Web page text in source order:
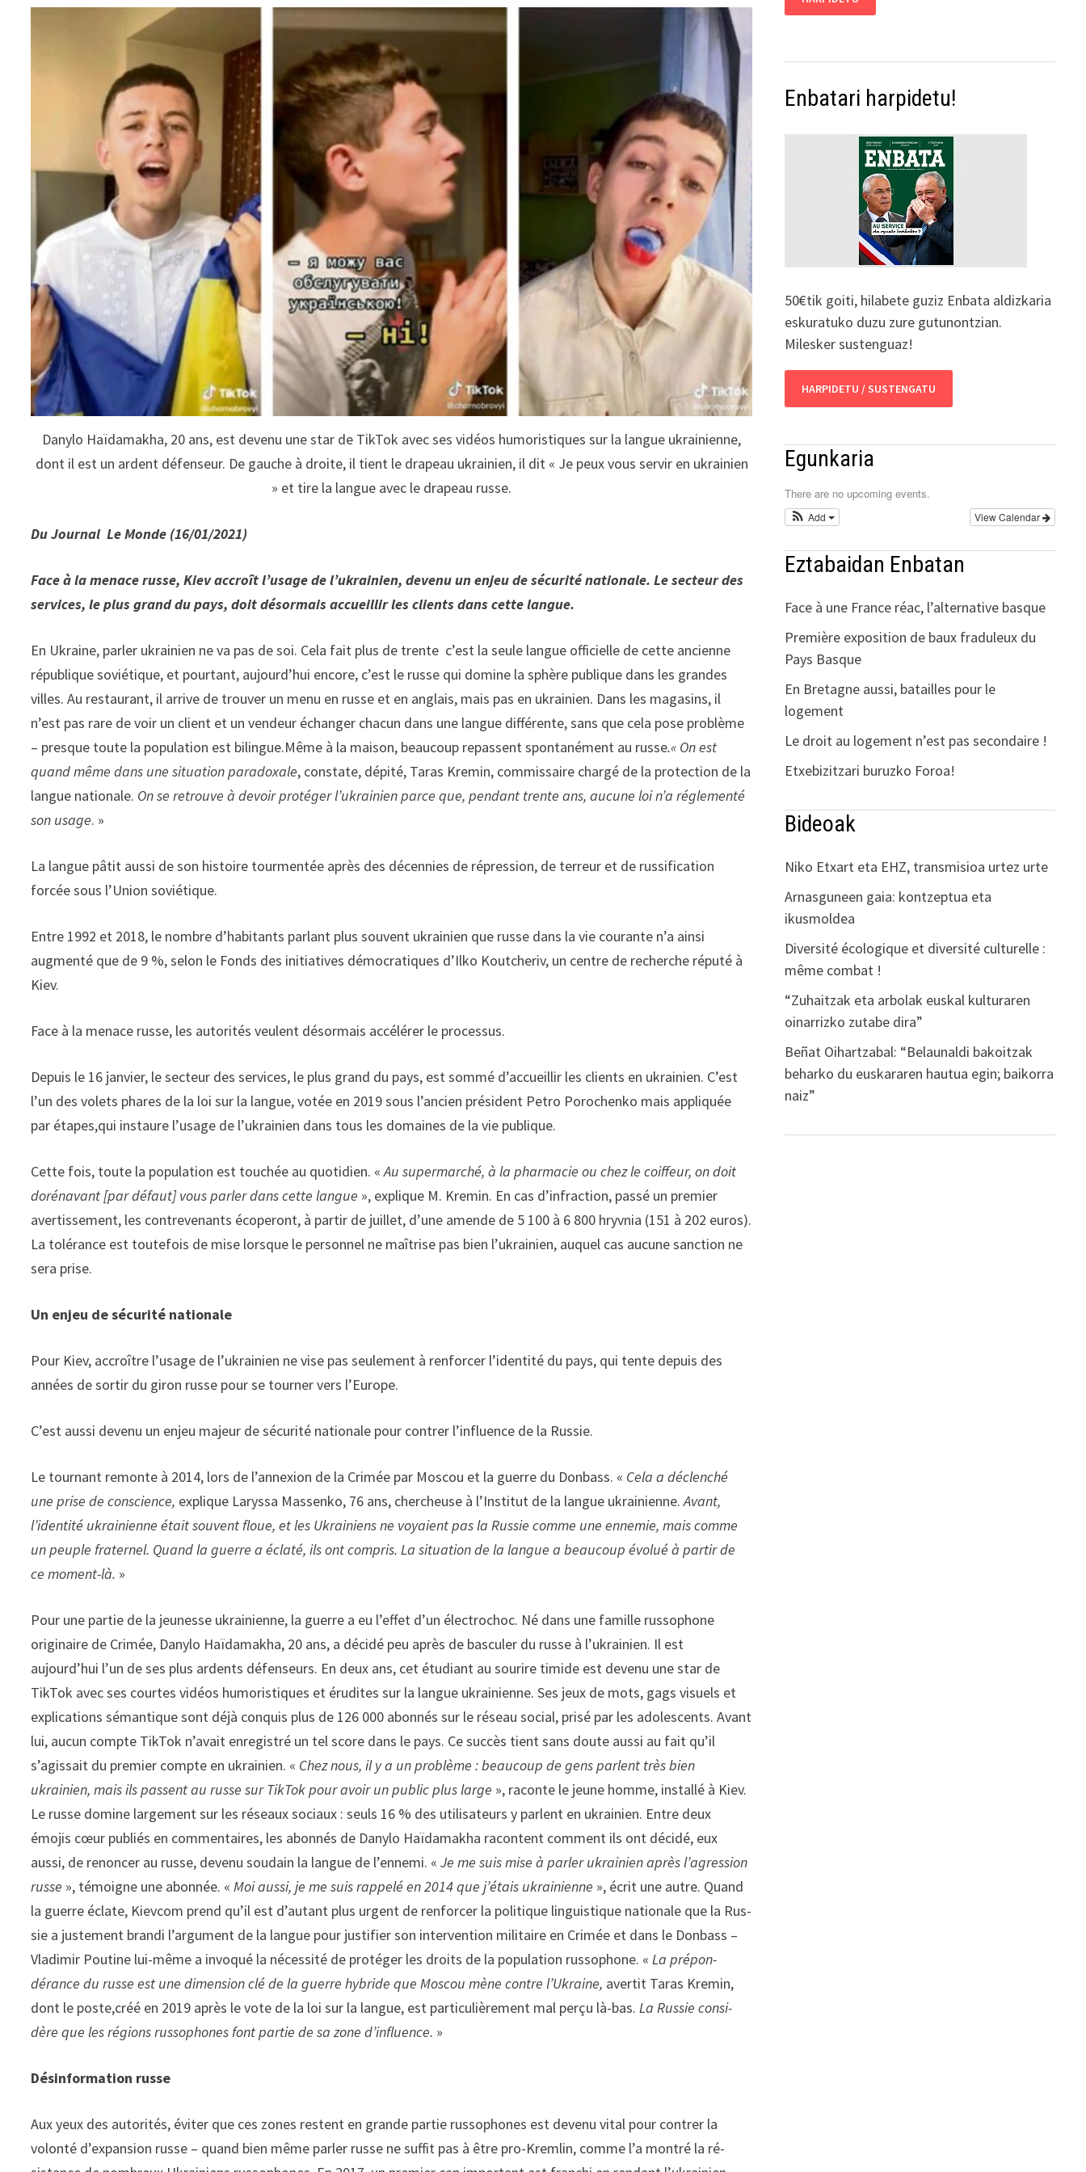
Danylo Haïdamakha, 20 ans, est devenu une star de TikTok avec ses vidéos humoristiques sur la langue ukrainienne,
dont il est un ardent défenseur. De gauche à droite, il tient le drapeau ukrainien, il dit « Je peux vous servir en ukrainien
» et tire la langue avec le drapeau russe.
Du Journal Le Monde (16/01/2021)
Face à la menace russe, Kiev accroît l’usage de l’ukrainien, devenu un enjeu de sécurité nationale. Le secteur des
services, le plus grand du pays, doit désormais accueillir les clients dans cette langue.
En Ukraine, parler ukrai­nien ne va pas de soi. Cela fait plus de trente c’est la seule langue officielle de cette ancienne
répu­blique soviétique, et pourtant, aujourd’hui encore, c’est le russe qui domine la sphère publique dans les grandes
villes. Au restau­rant, il arrive de trouver un menu en russe et en anglais, mais pas en ukrainien. Dans les magasins, il
n’est pas rare de voir un client et un vendeur échanger chacun dans une langue différente, sans que cela pose problème
– presque toute la population est bilingue.Même à la maison, beaucoup re­passent spontanément au russe.« On est
quand même dans une si­tuation paradoxale, constate, dé­pité, Taras Kremin, commissaire chargé de la protection de la
lan­gue nationale. On se retrouve à de­voir protéger l’ukrainien parce que, pendant trente ans, aucune loi n’a réglementé
son usage. »
La langue pâtit aussi de son his­toire tourmentée après des dé­cennies de répression, de terreur et de russification
forcée sous l’Union soviétique.
Entre 1992 et 2018, le nombre d’habitants par­lant plus souvent ukrainien que russe dans la vie courante n’a ainsi
augmenté que de 9 %, selon le Fonds des initiatives démocra­tiques d’Ilko Koutcheriv, un cen­tre de recherche réputé à
Kiev.
Face à la menace russe, les auto­rités veulent désormais accélérer le processus.
Depuis le 16 janvier, le secteur des services, le plus grand du pays, est sommé d’ac­cueillir les clients en ukrainien. C’est
l’un des volets­ phares de la loi sur la langue, votée en 2019 sous l’ancien président Petro Poro­chenko mais appliquée
par étapes,qui instaure l’usage de l’ukrainien dans tous les domaines de la vie publique.
Cette fois, toute la popu­lation est touchée au quotidien. «Au supermarché, à la pharmacie ou chez le coiffeur, on doit
doréna­vant [par défaut] vous parler dans cette langue », explique M. Kre­min. En cas d’infraction, passé un premier
avertissement, les contre­venants écoperont, à partir de juillet, d’une amende de 5 100 à 6 800 hryvnia (151 à 202 euros).
La tolérance est toutefois de mise lorsque le personnel ne maîtrise pas bien l’ukrainien, auquel cas aucune sanction ne
sera prise.
Un enjeu de sécurité nationale
Pour Kiev, accroître l’usage de l’ukrainien ne vise pas seulement à renforcer l’identité du pays, qui tente depuis des
années de sortir du giron russe pour se tourner vers l’Europe.
C’est aussi devenu un enjeu majeur de sécurité natio­nale pour contrer l’influence de la Russie.
Le tournant remonte à 2014, lors de l’annexion de la Cri­mée par Moscou et la guerre du Donbass. « Cela a déclenché
une prise de conscience, explique La­ryssa Massenko, 76 ans, cher­cheuse à l’Institut de la langue ukrainienne.Avant,
l’identité ukrainienne était souvent floue, et les Ukrainiens ne voyaient pas la Russie comme une ennemie, mais comme
un peuple fraternel. Quand la guerre a éclaté, ils ont compris. La situation de la langue a beaucoup évolué à partir de
ce moment­-là. »
Pour une partie de la jeunesse ukrainienne, la guerre a eu l’effet d’un électrochoc. Né dans une fa­mille russophone
originaire de Crimée, Danylo Haïdamakha, 20 ans, a décidé peu après de bas­culer du russe à l’ukrainien. Il est
aujourd’hui l’un de ses plus ar­dents défenseurs. En deux ans, cet étudiant au sourire timide est de­venu une star de
TikTok avec ses courtes vidéos humoristiques et érudites sur la langue ukrai­nienne. Ses jeux de mots, gags vi­suels et
explications sémantique sont déjà conquis plus de 126 000 abonnés sur le réseau so­cial, prisé par les adolescents. Avant
lui, aucun compte TikTok n’avait enregistré un tel score dans le pays. Ce succès tient sans doute aussi au fait qu’il
s’agissait du premier compte en ukrainien. « Chez nous, il y a un problème : beaucoup de gens parlent très bien
ukrainien, mais ils passent au russe sur TikTok pour avoir un public plus large », raconte le jeune homme, installé à Kiev.
Le russe domine largement sur les réseaux sociaux : seuls 16 % des utilisa­teurs y parlent en ukrainien. Entre deux
émojis cœur publiés en commentaires, les abonnés de Da­nylo Haïdamakha racontent com­ment ils ont décidé, eux
aussi, de renoncer au russe, devenu sou­dain la langue de l’ennemi. «Je me suis mise à parler ukrainien après l’agression
russe », témoigne une abonnée. « Moi aussi, je me suis rappelé en 2014 que j’étais ukrai­nienne », écrit une autre. Quand
la guerre éclate, Kievcom prend qu’il est d’autant plus urgent de renforcer la politique linguistique nationale que la Rus­
sie a justement brandi l’argument de la langue pour justifier son in­tervention militaire en Crimée et dans le Donbass –
Vladimir Pou­tine lui­-même a invoqué la néces­sité de protéger les droits de la po­pulation russophone. «La prépon­
dérance du russe est une dimen­sion­ clé de la guerre hybride que Moscou mène contre l’Ukraine, avertit Taras Kremin,
dont le poste,créé en 2019 après le vote de la loi sur la langue, est particulièrement mal perçu là­-bas.La Russie consi­
dère que les régions russophones font partie de sa zone d’influence. »
Désinformation russe
Aux yeux des autorités, éviter que ces zones restent en grande partie russophones est devenu vital pour contrer la
volonté d’expansion russe – quand bien même parler russe ne suffit pas à être pro­-Kremlin, comme l’a montré la ré­
Enbatari harpidetu!
50€tik goiti, hilabete guziz Enbata aldizkaria
eskuratuko duzu zure gutunontzian.
Milesker sustenguaz!
HARPIDETU / SUSTENGATU
Egunkaria
There are no upcoming events.
View Calendar
Add
Eztabaidan Enbatan
Face à une France réac, l’alternative basque
Première exposition de baux fraduleux du
Pays Basque
En Bretagne aussi, batailles pour le
logement
Le droit au logement n’est pas secondaire !
Etxebizitzari buruzko Foroa!
Bideoak
Niko Etxart eta EHZ, transmisioa urtez urte
Arnasguneen gaia: kontzeptua eta
ikusmoldea
Diversité écologique et diversité culturelle :
même combat !
“Zuhaitzak eta arbolak euskal kulturaren
oinarrizko zutabe dira”
Beñat Oihartzabal: “Belaunaldi bakoitzak
beharko du euskararen hautua egin; baikorra
naiz”